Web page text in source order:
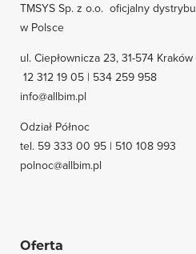
TMSYS Sp. z o.o. ­ oficjalny
w Polsce
ul. Ciepłownicza 23, 31-574 Kraków
12 312 19 05 | 534 259 958
info@allbim.pl
Odział Północ
tel. 59 333 00 95 | 510 108 993
polnoc@allbim.pl
Oferta